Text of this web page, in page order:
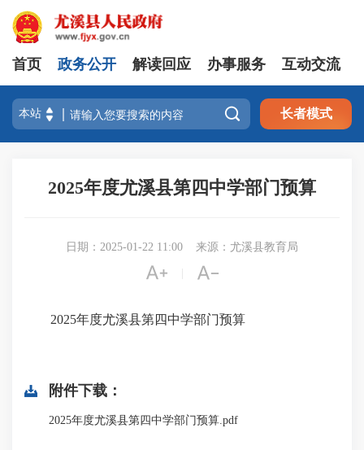
首页 政务公开 解读回应 办事服务 互动交流
 长者模式
2025年度尤溪县第四中学部门预算
日期：2025-01-22 11:00 来源：尤溪县教育局
 
2025年度尤溪县第四中学部门预算
附件下载：
2025年度尤溪县第四中学部门预算.pdf